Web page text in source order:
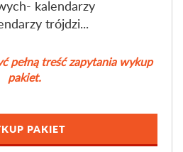
kalendarzy
trójdzi...
pełną treść zapytania wykup
pakiet.
PAKIET